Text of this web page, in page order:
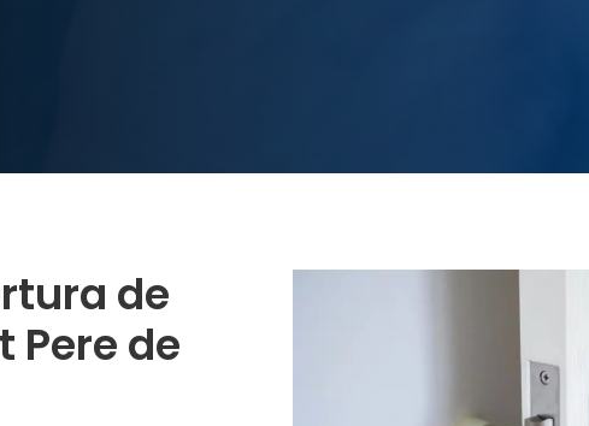
de
Pere de